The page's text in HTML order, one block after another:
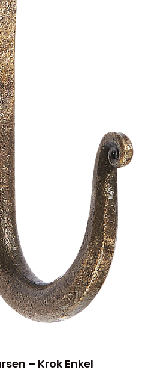
– Krok Enkel